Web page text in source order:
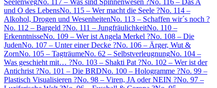
SeelenwegNo. 117 – Was sind Spinnenwesen ?No. 116 – Das A
und O des LebensNo. 115 – Wer macht die Seele ?No. 114 –
Alkohol, Drogen und WesenheitenNo. 113 – Schaffen wir´s noch ?
No. 112 – Bargeld ?No. 111 – JungfräulichkeitNo. 110 –
ErkenntnisseNo. 109 – Wer ist Angela Merkel ?No. 108 – Die
JudenNo. 107 – Unter einer Decke ?No. 106 – Ärger, Wut &
ZornNo. 105 – TagträumeNo. 62 – SelbstverleugnungNo. 104 –
Was geschieht mit… ?No. 103 – Shakti Pat ?No. 102 – Wer ist der
Antichrist ?No. 101 – Die BRDNo. 100 – Hologramme ?No. 99 –
Plastisch Visualisieren ?No. 98 – Viren, JA oder NEIN ?No. 97 –